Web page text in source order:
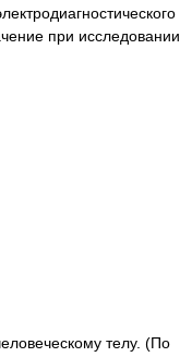
при исследовании
телу. (По